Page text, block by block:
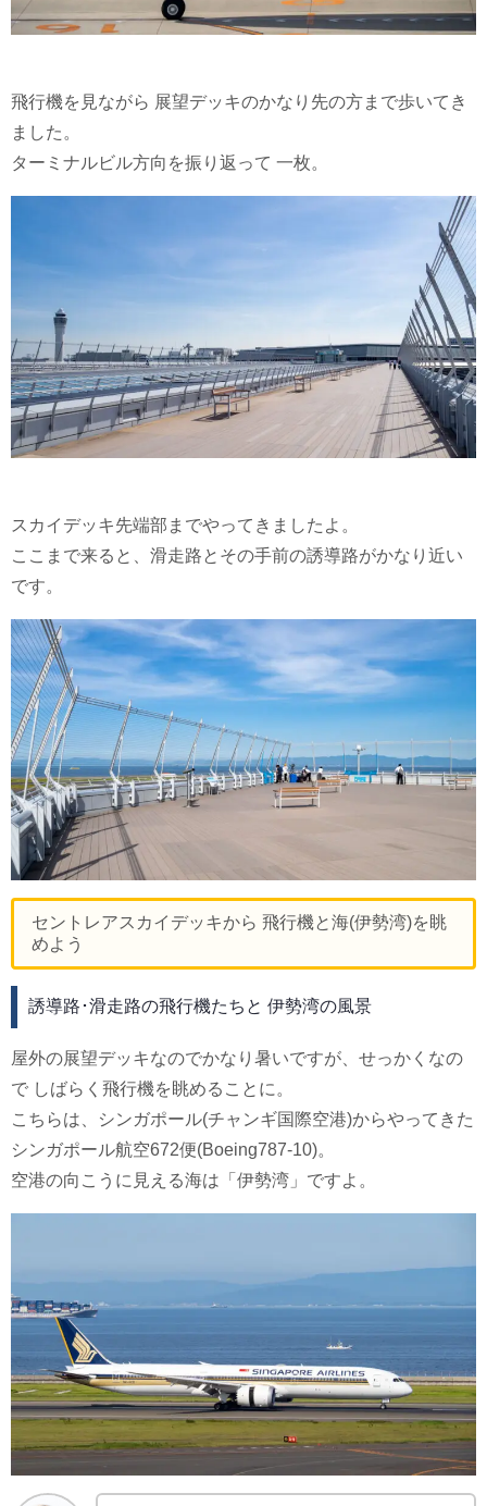
飛行機を見ながら 展望デッキのかなり先の方まで歩いてき
ました。
ターミナルビル方向を振り返って 一枚。
スカイデッキ先端部までやってきましたよ。
ここまで来ると、滑走路とその手前の誘導路がかなり近い
です。
セントレアスカイデッキから 飛行機と海(伊勢湾)を眺
めよう
誘導路･滑走路の飛行機たちと 伊勢湾の風景
屋外の展望デッキなのでかなり暑いですが、せっかくなの
で しばらく飛行機を眺めることに。
こちらは、シンガポール(チャンギ国際空港)からやってきた
シンガポール航空672便(Boeing787-10)。
空港の向こうに見える海は「伊勢湾」ですよ。